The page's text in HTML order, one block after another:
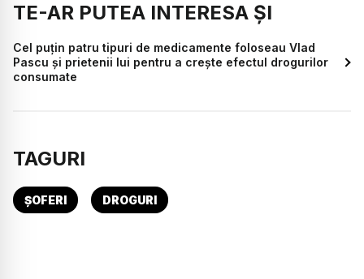
TE-AR PUTEA INTERESA ȘI
Cel puțin patru tipuri de medicamente foloseau Vlad
Pascu și prietenii lui pentru a crește efectul drogurilor
consumate
TAGURI
ȘOFERI DROGURI